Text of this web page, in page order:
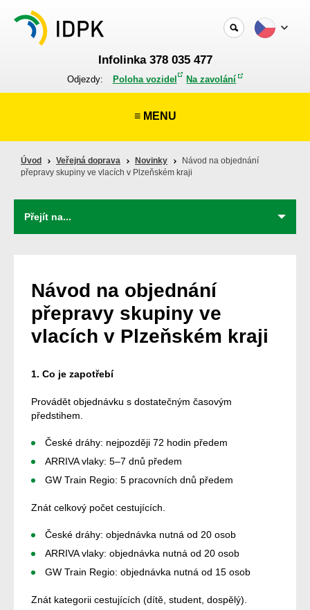
Infolinka 378 035 477
Odjezdy: Poloha vozidel Na zavolání
≡ MENU
Úvod Veřejná doprava Novinky
Návod na objednání
přepravy skupiny ve vlacích v Plzeňském kraji
Návod na objednání
přepravy skupiny ve
vlacích v Plzeňském kraji
1. Co je zapotřebí
Provádět objednávku s dostatečným časovým
předstihem.
České dráhy: nejpozději 72 hodin předem
ARRIVA vlaky: 5–7 dnů předem
GW Train Regio: 5 pracovních dnů předem
Znát celkový počet cestujících.
České dráhy: objednávka nutná od 20 osob
ARRIVA vlaky: objednávka nutná od 20 osob
GW Train Regio: objednávka nutná od 15 osob
Znát kategorii cestujících (dítě, student, dospělý).